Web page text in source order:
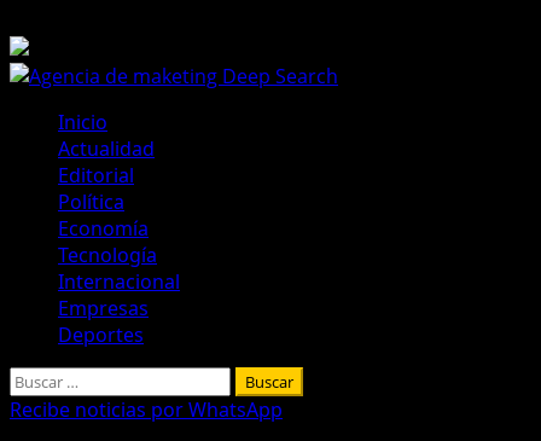
al
contenido
Menú
principal
Inicio
Actualidad
Editorial
Política
Economía
Tecnología
Internacional
Empresas
Deportes
Buscar:
Recibe noticias por WhatsApp